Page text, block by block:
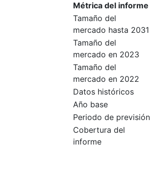
Métrica del informe
Tamaño del
mercado hasta 2031
Tamaño del
mercado en 2023
Tamaño del
mercado en 2022
Datos históricos
Año base
Periodo de previsión
Cobertura del
informe